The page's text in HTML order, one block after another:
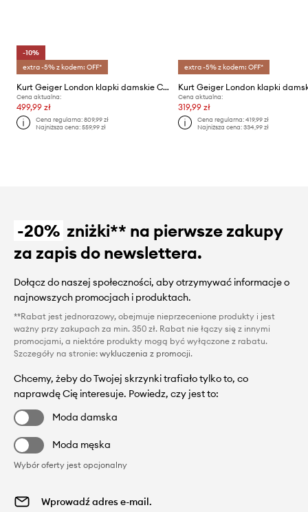
-10%
extra -5% z kodem: OFF*
Kurt Geiger London klapki damskie Chelsea Woven Flat Sdl
Cena aktualna:
499,99 zł
Cena regularna:809,99 zł
Najniższa cena:559,99 zł
extra -5% z kodem: OFF*
Cena aktualna:
319,99 zł
Cena regularna: 419,99 zł
Najniższa cena: 334,99 zł
-20% zniżki** na pierwsze zakupy
za zapis do newslettera.
Dołącz do naszej społeczności, aby otrzymywać informacje o
najnowszych promocjach i produktach.
**Rabat jest jednorazowy, obejmuje nieprzecenione produkty i jest
ważny przy zakupach za min. 350 zł. Rabat nie łączy się z innymi
promocjami, a niektóre produkty mogą być wyłączone z rabatu.
Szczegóły na stronie: wykluczenia z promocji.
Chcemy, żeby do Twojej skrzynki trafiało tylko to, co
naprawdę Cię interesuje. Powiedz, czy jest to:
Moda damska
Moda męska
Wybór oferty jest opcjonalny